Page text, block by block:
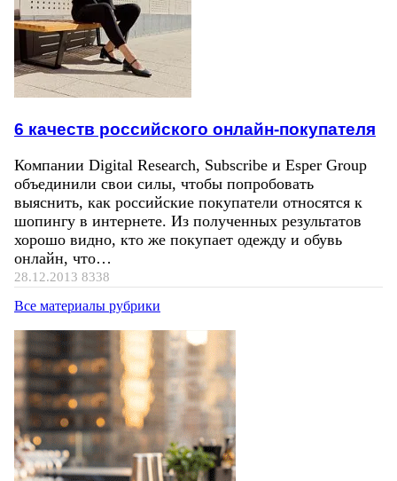
6 качеств российского онлайн-покупателя
Компании Digital Research, Subscribe и Esper Group
объединили свои силы, чтобы попробовать
выяснить, как российские покупатели относятся к
шопингу в интернете. Из полученных результатов
хорошо видно, кто же покупает одежду и обувь
онлайн, что…
28.12.2013 8338
Все материалы рубрики